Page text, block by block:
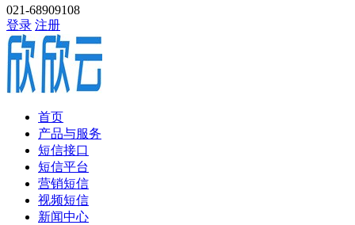
021-68909108
登录 注册
首页
产品与服务
短信接口
短信平台
营销短信
视频短信
新闻中心